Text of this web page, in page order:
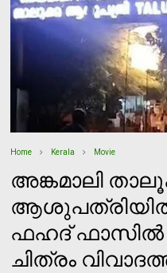
Home Kerala Movie
അങ്കമാലി
ആശുപത്രിയില്‍
ഫഹദ് ഫാസില്‍
ചിത്രം